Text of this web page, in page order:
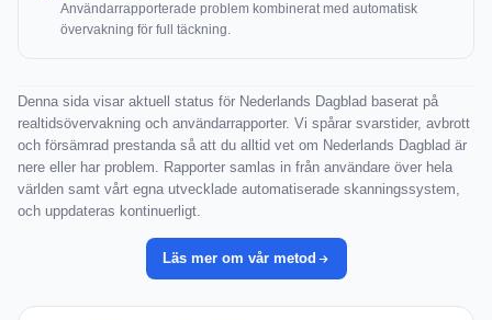
Användarrapporterade problem kombinerat med automatisk
övervakning för full täckning.
Denna sida visar aktuell status för Nederlands Dagblad baserat på
realtidsövervakning och användarrapporter. Vi spårar svarstider, avbrott
och försämrad prestanda så att du alltid vet om Nederlands Dagblad är
nere eller har problem. Rapporter samlas in från användare över hela
världen samt vårt egna utvecklade automatiserade skanningssystem,
och uppdateras kontinuerligt.
Läs mer om vår metod